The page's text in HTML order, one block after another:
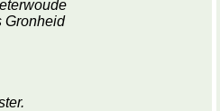
Gronheid